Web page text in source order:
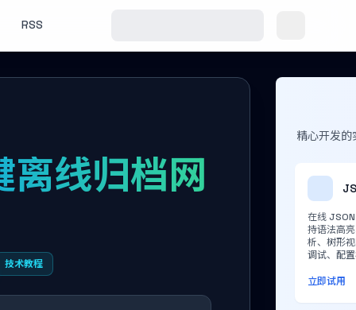
RSS
线归档网
技术教程
精心开发
在线
持语法高
析、树形
调试、配
立即试用